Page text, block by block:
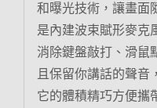
和曝光技術，讓畫面
是內建波束賦形麥克
消除鍵盤敲打、滑鼠
且保留你講話的聲音
它的體積精巧方便攜